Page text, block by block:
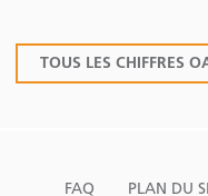
TOUS LES CHIFFRES
FAQ PLAN DU